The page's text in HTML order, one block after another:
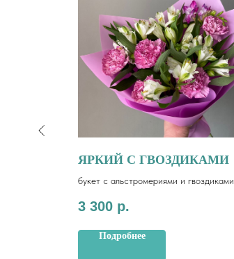
ЯРКИЙ С ГВОЗДИКАМИ
букет с альстромериями и гвоздиками
3 300 р.
Подробнее